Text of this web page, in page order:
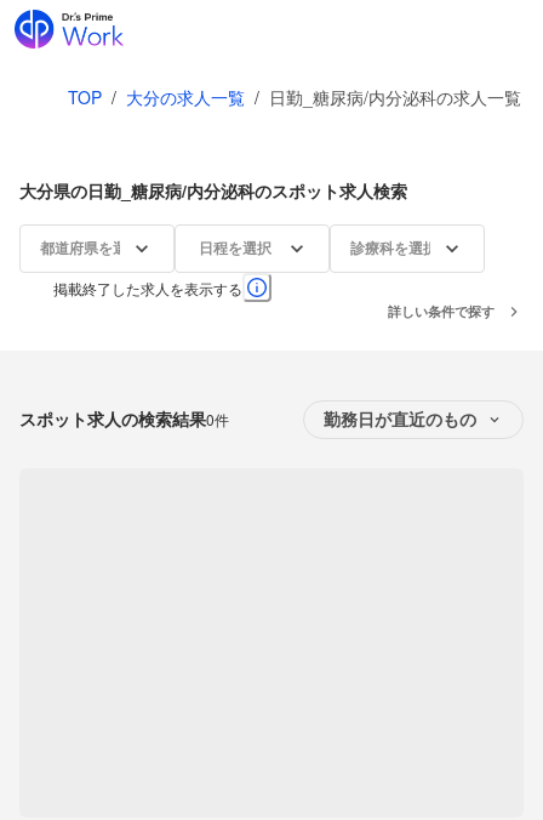
TOP / 大分の求人一覧 / 日勤_糖尿病/内分泌科の求人一覧
大分県の日勤_糖尿病/内分泌科のスポット求人検索
都道府県を選択 日程を選択 診療科を選択
掲載終了した求人を表示する
詳しい条件で探す
スポット求人の検索結果0件 勤務日が直近のもの